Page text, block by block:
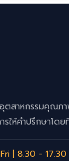
ตสาหกรรมคุณภ
รให้คำปรึกษาโด
| 8.30 - 17.30